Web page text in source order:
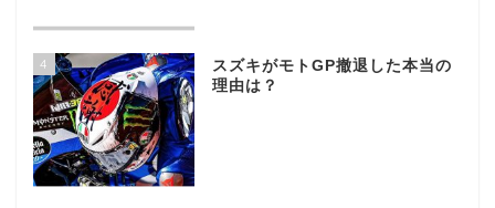
4
スズキがモトGP撤退した本当の
理由は？